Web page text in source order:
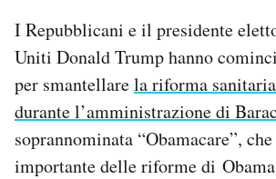
CALENDARIO
AREA PERSONALE
Area Personale
I Repubblicani e il presidente
Uniti Donald Trump hanno
per smantellarela riforma
durante l’amministrazione di
soprannominata “Obamacare”,
importante delle riforme di